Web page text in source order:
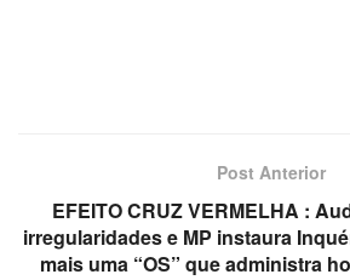
Post Anterior
EFEITO CRUZ VERMELHA :
irregularidades e MP instaura
mais uma “OS” que administra